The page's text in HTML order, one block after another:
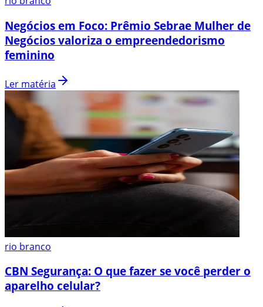
Negócios em Foco: Prêmio Sebrae Mulher de
Negócios valoriza o empreendedorismo
feminino
Ler matéria
rio branco
CBN Segurança: O que fazer se você perder o
aparelho celular?